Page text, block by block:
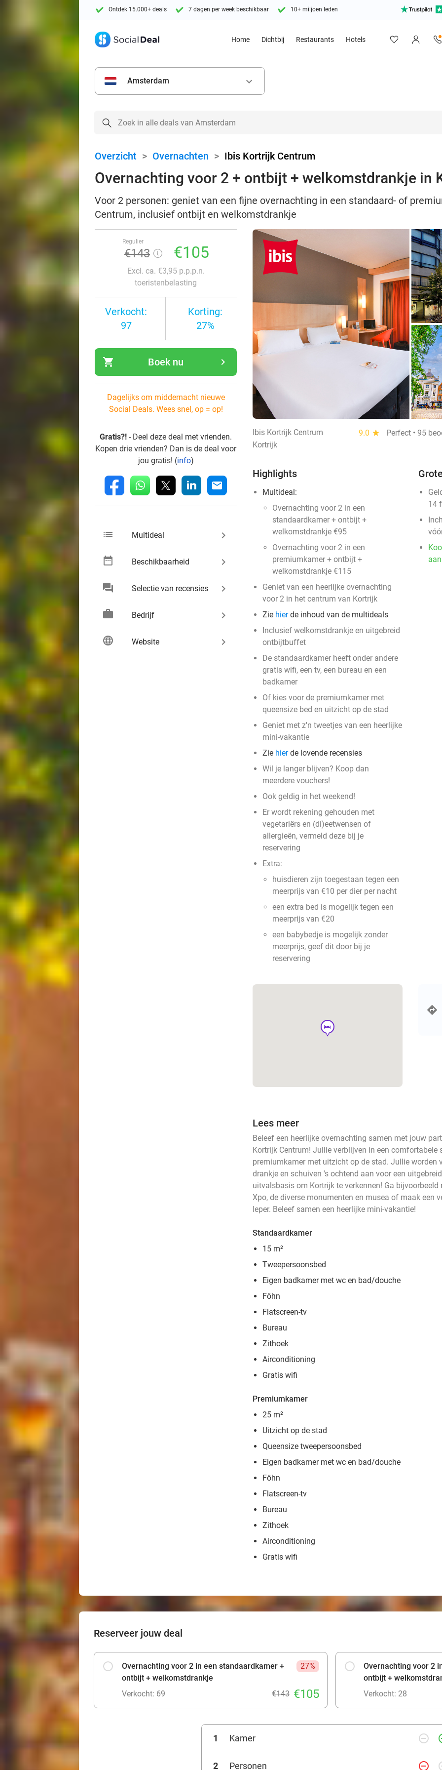
Ontdek 15.000+ deals 7 dagen per week beschikbaar 10+ miljoen leden
Home Dichtbij Restaurants Hotels
Amsterdam keyboard_arrow_down
Overzicht > Overnachten > Ibis Kortrijk Centrum
Overnachting voor 2 + ontbijt + welkomstdrankje in
Voor 2 personen: geniet van een fijne overnachting in een standaard- of
Centrum, inclusief ontbijt en welkomstdrankje
Regulier
€143 €105
Excl. ca. €3,95 p.p.p.n.
toeristenbelasting
Verkocht:
97
Korting:
27%
shopping_cart navigate_next
Boek nu
Dagelijks om middernacht nieuwe
Social Deals. Wees snel, op = op!
Gratis?! - Deel deze deal met vrienden.
Kopen drie vrienden? Dan is de deal voor
jou gratis! (info)
fb whatsapp linkedin mail
list Multideal keyboard_arrow_right
date_range Beschikbaarheid keyboard_arrow_right
chat Selectie van recensies keyboard_arrow_right
work Bedrijf keyboard_arrow_right
language Website keyboard_arrow_right
Ibis Kortrijk Centrum 9.0 star
Perfect • 95
Kortrijk
Highlights
Multideal:
Overnachting voor 2 in een
standaardkamer + ontbijt +
welkomstdrankje €95
Overnachting voor 2 in een
premiumkamer + ontbijt +
welkomstdrankje €115
Geniet van een heerlijke overnachting
voor 2 in het centrum van Kortrijk
Zie hierde inhoud van de multideals
Inclusief welkomstdrankje en uitgebreid
ontbijtbuffet
De standaardkamer heeft onder andere
gratis wifi, een tv, een bureau en een
badkamer
Of kies voor de premiumkamer met
queensize bed en uitzicht op de stad
Geniet met z'n tweetjes van een heerlijke
mini-vakantie
Zie hierde lovende recensies
Wil je langer blijven? Koop dan
meerdere vouchers!
Ook geldig in het weekend!
Er wordt rekening gehouden met
vegetariërs en (di)eetwensen of
allergieën, vermeld deze bij je
reservering
Extra:
huisdieren zijn toegestaan tegen een
meerprijs van €10 per dier per nacht
een extra bed is mogelijk tegen een
meerprijs van €20
een babybedje is mogelijk zonder
meerprijs, geef dit door bij je
reservering
14
hotel
Lees meer
Beleef een heerlijke overnachting samen met jouw
Kortrijk Centrum! Jullie verblijven in een comfortabele
premiumkamer met uitzicht op de stad. Jullie worden
drankje en schuiven 's ochtend aan voor een
uitvalsbasis om Kortrijk te verkennen! Ga
Xpo, de diverse monumenten en musea of maak een
Ieper. Beleef samen een heerlijke mini-vakantie!
Standaardkamer
15 m²
Tweepersoonsbed
Eigen badkamer met wc en bad/douche
Föhn
Flatscreen-tv
Bureau
Zithoek
Airconditioning
Gratis wifi
Premiumkamer
25 m²
Uitzicht op de stad
Queensize tweepersoonsbed
Eigen badkamer met wc en bad/douche
Föhn
Flatscreen-tv
Bureau
Zithoek
Airconditioning
Gratis wifi
Reserveer jouw deal
Overnachting voor 2 in een standaardkamer +
ontbijt + welkomstdrankje
27%
Verkocht: 69 €143 €105
Overnachting voor 2
ontbijt +
Verkocht: 28
1 Kamer remove_circle_outline
2 Personen remove_circle_outline